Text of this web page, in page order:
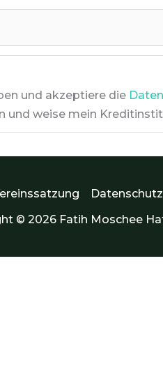
und akzeptiere die
weise mein
Datenschutz
© 2026 Fatih Moschee